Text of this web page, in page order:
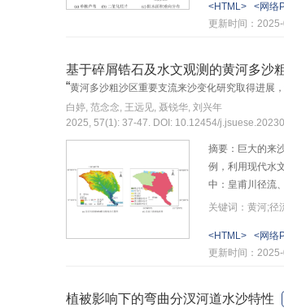
基于随机位移方
<HTML> <网络
更新时间：
基于碎屑锆石及水文观测的黄河多沙
“黄河多沙粗沙区重要支流来沙变化研究取得进展
白婷, 范念念, 王远见, 聂锐华, 刘兴年
2025, 57(1): 37-47. DOI: 10.12454/
摘要：巨大的来
例，利用现代水
中：皇甫川径流
加，而输沙的突
水土保持措施减
料分析与地质沉
关键词：黄河;径
<HTML> <网络
更新时间：
植被影响下的弯曲分汊河道水沙特性